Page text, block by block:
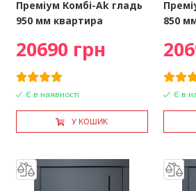
Преміум Комбі-Ak гладь
950 мм квартира
20690 грн
Є в наявності
У КОШИК
850
Є в